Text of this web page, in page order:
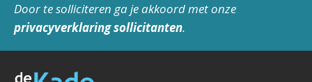
Door te solliciteren ga je akkoord met onze
privacyverklaring sollicitanten.